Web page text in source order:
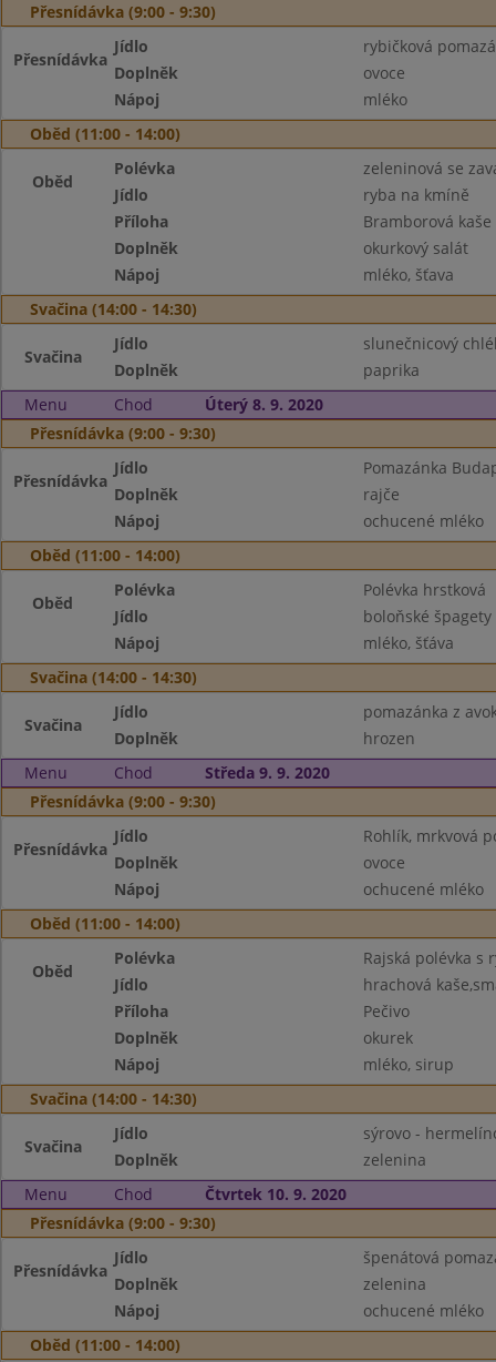
Přesnídávka (9:00 - 9:30)
Přesnídávka
Jídlo
rybičková
Doplněk
ovoce
Nápoj
mléko
Oběd (11:00 - 14:00)
Oběd
Polévka
zeleninová se
Jídlo
ryba na kmíně
Příloha
Bramborová kaše
Doplněk
okurkový salát
Nápoj
mléko, šťava
Svačina (14:00 - 14:30)
Svačina
Jídlo
slunečnicový
Doplněk
paprika
Menu
Chod
Úterý 8. 9. 2020
Přesnídávka (9:00 - 9:30)
Přesnídávka
Jídlo
Pomazánka
Doplněk
rajče
Nápoj
ochucené mléko
Oběd (11:00 - 14:00)
Oběd
Polévka
Polévka hrstková
Jídlo
boloňské
Nápoj
mléko, šťáva
Svačina (14:00 - 14:30)
Svačina
Jídlo
pomazánka z
Doplněk
hrozen
Menu
Chod
Středa 9. 9. 2020
Přesnídávka (9:00 - 9:30)
Přesnídávka
Jídlo
Rohlík, mrkvová
Doplněk
ovoce
Nápoj
ochucené mléko
Oběd (11:00 - 14:00)
Oběd
Polévka
Rajská polévka s
Jídlo
hrachová
Příloha
Pečivo
Doplněk
okurek
Nápoj
mléko, sirup
Svačina (14:00 - 14:30)
Svačina
Jídlo
sýrovo -
Doplněk
zelenina
Menu
Chod
Čtvrtek 10. 9. 2020
Přesnídávka (9:00 - 9:30)
Přesnídávka
Jídlo
špenátová
Doplněk
zelenina
Nápoj
ochucené mléko
Oběd (11:00 - 14:00)